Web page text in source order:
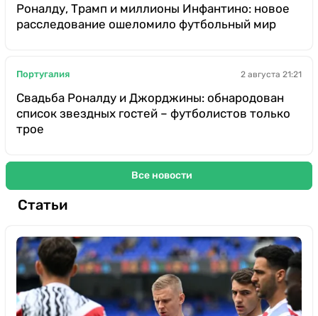
Роналду, Трамп и миллионы Инфантино: новое
расследование ошеломило футбольный мир
Португалия 2 августа 21:21
Свадьба Роналду и Джорджины: обнародован
список звездных гостей – футболистов только
трое
Все новости
Статьи